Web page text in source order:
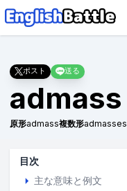
ポスト 送る
admass
原形admass複数形admasses
目次
主な意味と例文